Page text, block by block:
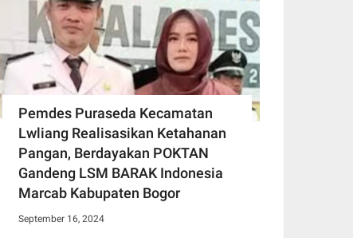
Pemdes Puraseda Kecamatan
Lwliang Realisasikan Ketahanan
Pangan, Berdayakan POKTAN
Gandeng LSM BARAK Indonesia
Marcab Kabupaten Bogor
September 16, 2024